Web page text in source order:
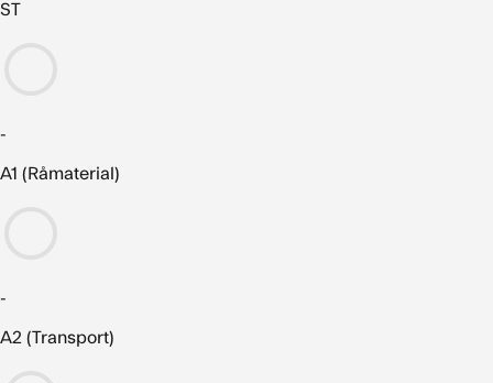
ST
-
A1 (Råmaterial)
-
A2 (Transport)